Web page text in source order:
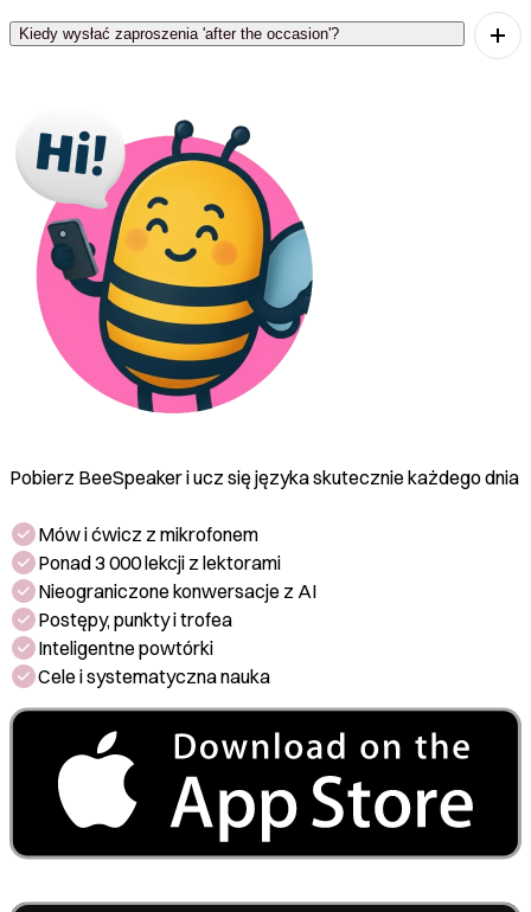
można to użyć, gdy musimy zmienić czas
wydarzenia.
Kiedy wysłać zaproszenia 'after the occasion'?
potwierdzeniu wydarzenia.
Pobierz BeeSpeaker i ucz się języka skutecznie każdego dnia
Mów i ćwicz z mikrofonem
Ponad 3 000 lekcji z lektorami
Nieograniczone konwersacje z AI
Postępy, punkty i trofea
Inteligentne powtórki
Cele i systematyczna nauka